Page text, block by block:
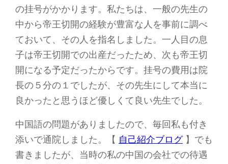
の挂号がかかります。私たちは、一般の先生の
中から帝王切開の経験が豊富な人を事前に調べ
ておいて、その人を指名しました。一人目の息
子は帝王切開での出産だったため、次も帝王切
開になる予定だったからです。挂号の費用は院
長の５分の１でしたが、その先生にして本当に
良かったと思うほど優しくて良い先生でした。
中国語の問題がありましたので、毎回私も付き
添いで通院しました。【 自己紹介ブログ】でも
書きましたが、当時の私の中国の会社での待遇